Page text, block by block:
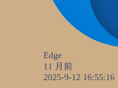
Edge
11 月前
2025-9-12 16:55:16